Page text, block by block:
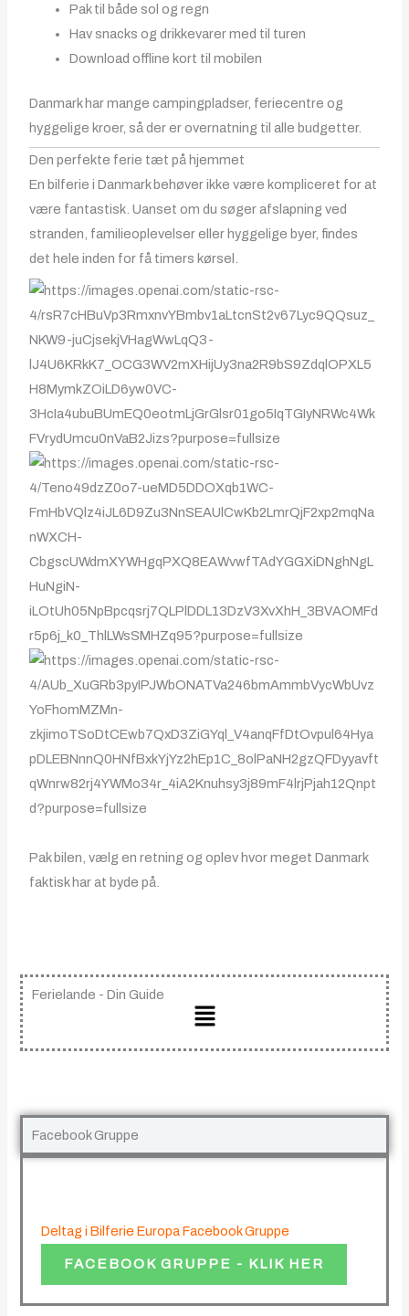
Pak til både sol og regn
Hav snacks og drikkevarer med til turen
Download offline kort til mobilen
Danmark har mange campingpladser, feriecentre og
hyggelige kroer, så der er overnatning til alle budgetter.
Den perfekte ferie tæt på hjemmet
En bilferie i Danmark behøver ikke være kompliceret for at
være fantastisk. Uanset om du søger afslapning ved
stranden, familieoplevelser eller hyggelige byer, findes
det hele inden for få timers kørsel.
Pak bilen, vælg en retning og oplev hvor meget Danmark
faktisk har at byde på.
Ferielande - Din Guide
Main
Menu
Facebook Gruppe
Deltag i Bilferie Europa Facebook Gruppe
FACEBOOK GRUPPE - KLIK HER